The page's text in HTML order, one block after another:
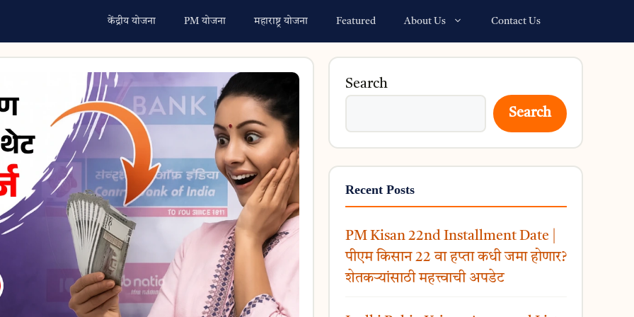
केंद्रीय योजना PM योजना महाराष्ट्र योजना Featured About Us Contact Us
Search
Search
Recent Posts
PM Kisan 22nd Installment Date |
पीएम किसान 22 वा हप्ता कधी जमा होणार?
शेतकऱ्यांसाठी महत्त्वाची अपडेट